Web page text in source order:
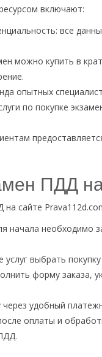
включают:
все
можно купить в
опытных
по покупке
ПДД
на сайте
начала необходимо
услуг выбрать
форму заказа,
через удобный
оплаты и